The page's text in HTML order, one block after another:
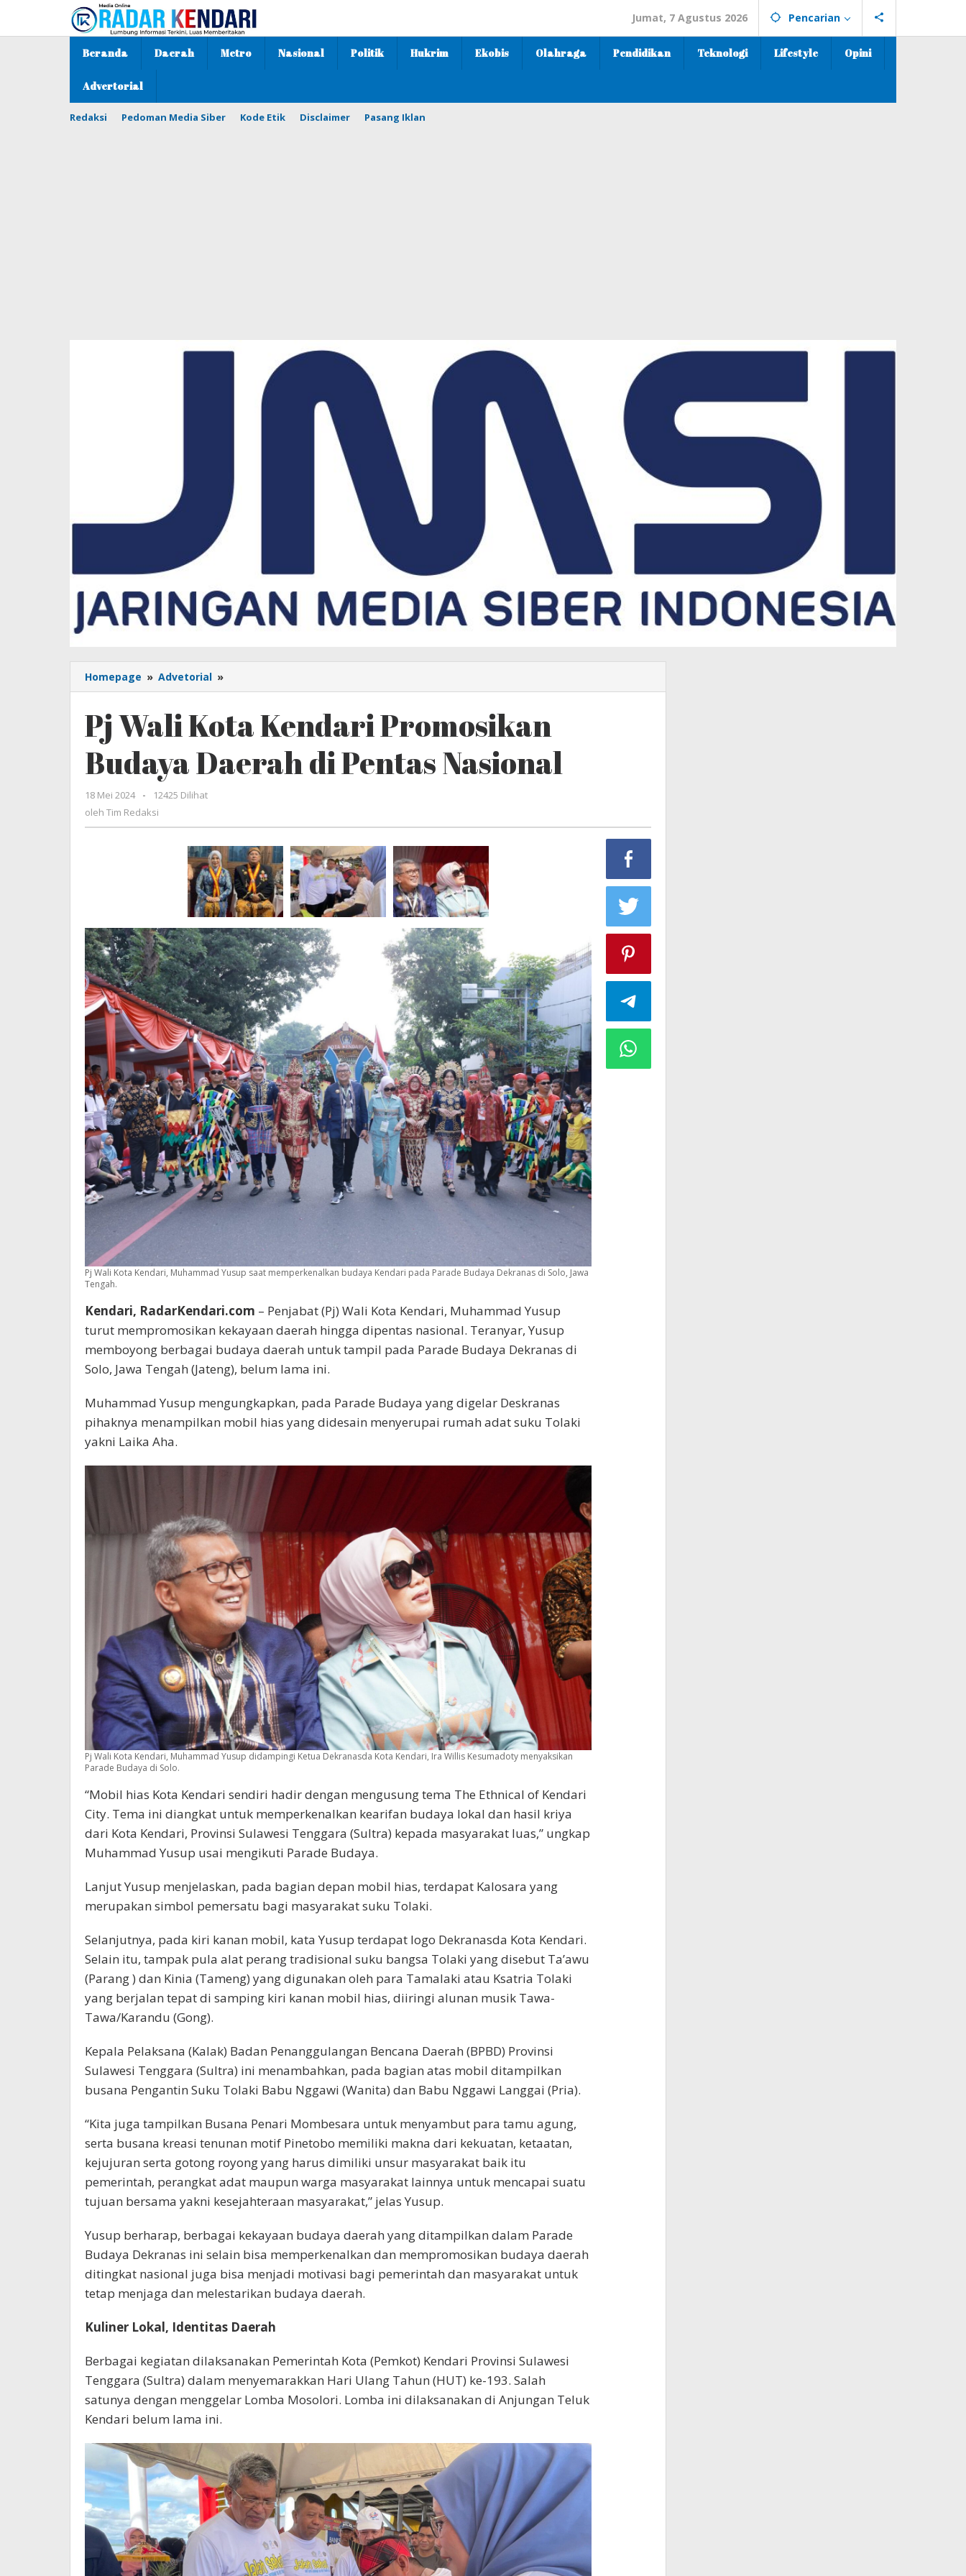
konten
Jumat, 7 Agustus 2026 Pencarian
Beranda Daerah Metro Nasional Politik Hukrim Ekobis Olahraga Pendidikan Teknologi Lifestyle Opini
Advertorial
Redaksi Pedoman Media Siber Kode Etik Disclaimer Pasang Iklan
Homepage » Advetorial »
Wali
Kendari
Promosikan
Daerah
Pj Wali Kota Kendari Promosikan
Budaya Daerah di Pentas Nasional
18 Mei 2024
oleh
Tim
-
12425 Dilihat
oleh Tim Redaksi
Pj Wali Kota Kendari, Muhammad Yusup saat memperkenalkan budaya Kendari pada Parade Budaya Dekranas di Solo, Jawa
Tengah.
Kendari, RadarKendari.com – Penjabat (Pj) Wali Kota Kendari, Muhammad Yusup
turut mempromosikan kekayaan daerah hingga dipentas nasional. Teranyar, Yusup
memboyong berbagai budaya daerah untuk tampil pada Parade Budaya Dekranas di
Solo, Jawa Tengah (Jateng), belum lama ini.
Muhammad Yusup mengungkapkan, pada Parade Budaya yang digelar Deskranas
pihaknya menampilkan mobil hias yang didesain menyerupai rumah adat suku Tolaki
yakni Laika Aha.
Pj Wali Kota Kendari, Muhammad Yusup didampingi Ketua Dekranasda Kota Kendari, Ira Willis Kesumadoty menyaksikan
Parade Budaya di Solo.
“Mobil hias Kota Kendari sendiri hadir dengan mengusung tema The Ethnical of Kendari
City. Tema ini diangkat untuk memperkenalkan kearifan budaya lokal dan hasil kriya
dari Kota Kendari, Provinsi Sulawesi Tenggara (Sultra) kepada masyarakat luas,” ungkap
Muhammad Yusup usai mengikuti Parade Budaya.
Lanjut Yusup menjelaskan, pada bagian depan mobil hias, terdapat Kalosara yang
merupakan simbol pemersatu bagi masyarakat suku Tolaki.
Selanjutnya, pada kiri kanan mobil, kata Yusup terdapat logo Dekranasda Kota Kendari.
Selain itu, tampak pula alat perang tradisional suku bangsa Tolaki yang disebut Ta’awu
(Parang ) dan Kinia (Tameng) yang digunakan oleh para Tamalaki atau Ksatria Tolaki
yang berjalan tepat di samping kiri kanan mobil hias, diiringi alunan musik Tawa-
Tawa/Karandu (Gong).
Kepala Pelaksana (Kalak) Badan Penanggulangan Bencana Daerah (BPBD) Provinsi
Sulawesi Tenggara (Sultra) ini menambahkan, pada bagian atas mobil ditampilkan
busana Pengantin Suku Tolaki Babu Nggawi (Wanita) dan Babu Nggawi Langgai (Pria).
“Kita juga tampilkan Busana Penari Mombesara untuk menyambut para tamu agung,
serta busana kreasi tenunan motif Pinetobo memiliki makna dari kekuatan, ketaatan,
kejujuran serta gotong royong yang harus dimiliki unsur masyarakat baik itu
pemerintah, perangkat adat maupun warga masyarakat lainnya untuk mencapai suatu
tujuan bersama yakni kesejahteraan masyarakat,” jelas Yusup.
Yusup berharap, berbagai kekayaan budaya daerah yang ditampilkan dalam Parade
Budaya Dekranas ini selain bisa memperkenalkan dan mempromosikan budaya daerah
ditingkat nasional juga bisa menjadi motivasi bagi pemerintah dan masyarakat untuk
tetap menjaga dan melestarikan budaya daerah.
Kuliner Lokal, Identitas Daerah
Berbagai kegiatan dilaksanakan Pemerintah Kota (Pemkot) Kendari Provinsi Sulawesi
Tenggara (Sultra) dalam menyemarakkan Hari Ulang Tahun (HUT) ke-193. Salah
satunya dengan menggelar Lomba Mosolori. Lomba ini dilaksanakan di Anjungan Teluk
Kendari belum lama ini.